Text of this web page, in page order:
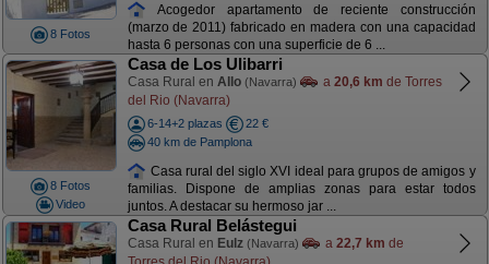
8 Fotos
Acogedor apartamento de reciente construcción
(marzo de 2011) fabricado en madera con una capacidad
hasta 6 personas con una superficie de 6 ...
8 Fotos
Video
Casa de Los Ulibarri
Casa Rural en Allo (Navarra) a 20,6 km de Torres
del Rio (Navarra)
6-14+2 plazas
22 €
40 km de Pamplona
Casa rural del siglo XVI ideal para grupos de amigos y
familias. Dispone de amplias zonas para estar todos
juntos. A destacar su hermoso jar ...
Casa Rural Belástegui
Casa Rural en Eulz (Navarra) a 22,7 km de